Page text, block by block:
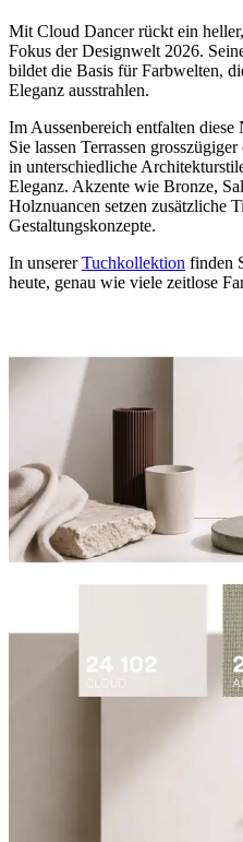
Mit Cloud Dancer rückt ein
Fokus der Designwelt 2026.
bildet die Basis für Farbwelten,
Eleganz ausstrahlen.
Im Aussenbereich entfalten
Sie lassen Terrassen
in unterschiedliche
Eleganz. Akzente wie Bronze,
Holznuancen setzen zusätzliche
Gestaltungskonzepte.
In unsererTuchkollektion finden
heute, genau wie viele zeitlose